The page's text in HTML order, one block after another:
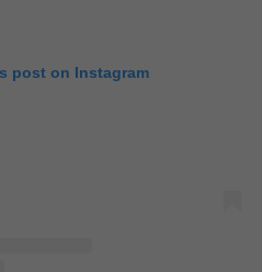
post on Instagram